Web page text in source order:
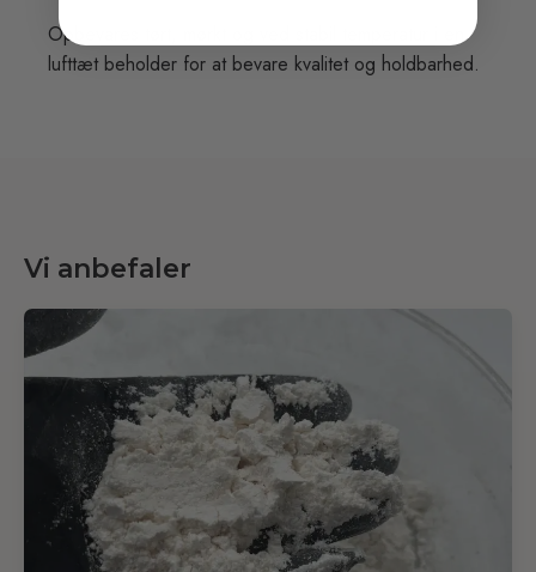
Opbevares tørt, mørkt og ved stabil temperatur i en
lufttæt beholder for at bevare kvalitet og holdbarhed.
Vi anbefaler